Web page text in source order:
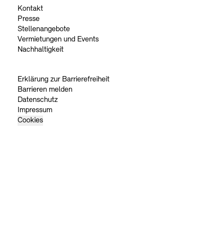
Kontakt
Presse
Stellenangebote
Vermietungen und Events
Nachhaltigkeit
Erklärung zur Barrierefreiheit
Barrieren melden
Datenschutz
Impressum
Cookies